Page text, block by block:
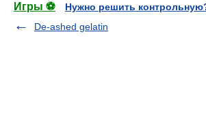
Игры ⚽
Нужно решить
De-ashed gelatin